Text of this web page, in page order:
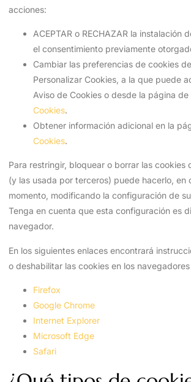
acciones:
ACEPTAR o RECHAZAR la instalación
el consentimiento previamente
Cambiar las preferencias de cookies
Personalizar Cookies, a la que puede
Aviso de Cookies o desde la página de
Cookies.
Obtener información adicional en la
Cookies.
Para restringir, bloquear o borrar las cookies
(y las usada por terceros) puede hacerlo, en
momento, modificando la configuración de
Tenga en cuenta que esta configuración es
navegador.
En los siguientes enlaces encontrará
o deshabilitar las cookies en los
Firefox
Google Chrome
Internet Explorer
Microsoft Edge
Safari